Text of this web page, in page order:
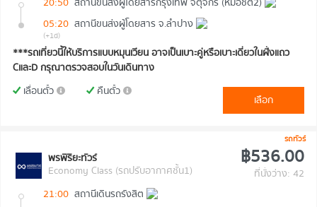
05:20 สถานีขนส่งผู้โดยสาร จ.ลำปาง
(+1d)
***รถเที่ยวนี้ให้บริการแบบหมุนเวียน อาจเป็นเบาะคู่หรือเบาะเดี่ยวในฝั่งแถว
CและD กรุณาตรวจสอบในวันเดินทาง
เลื่อนตั๋ว
คืนตั๋ว
เลือก
รถทัวร์
พรพิริยะทัวร์
Economy Class (รถปรับอากาศชั้น1)
฿536.00
ที่นั่งว่าง: 42
21:00 สถานีเดินรถรังสิต